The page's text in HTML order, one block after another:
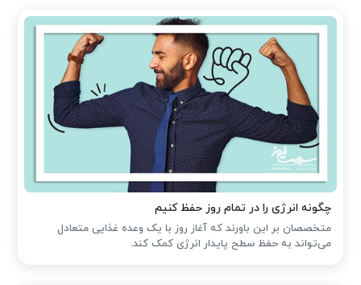
چگونه انرژی را در تمام روز حفظ کنیم
متخصصان بر این باورند که آغاز روز با یک وعده غذایی متعادل
می‌تواند به حفظ سطح پایدار انرژی کمک کند.